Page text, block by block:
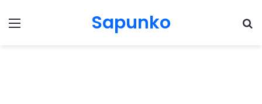
Menu Sapunko